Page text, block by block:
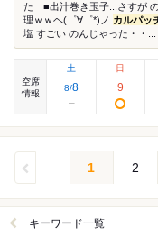
た ■出汁巻き玉子...さすが
理ｗｗヘ(゜∀゜*)ノ カルパッ
塩 すごい のんじゃった・・...
空席
情報
土
8/8
日
9
1 2
キーワード一覧